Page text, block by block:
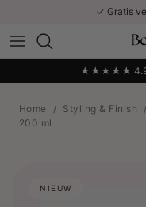
✓ Gratis
★★★★★ 4.9/5
Home / Styling & Finish /
200 ml
NIEUW